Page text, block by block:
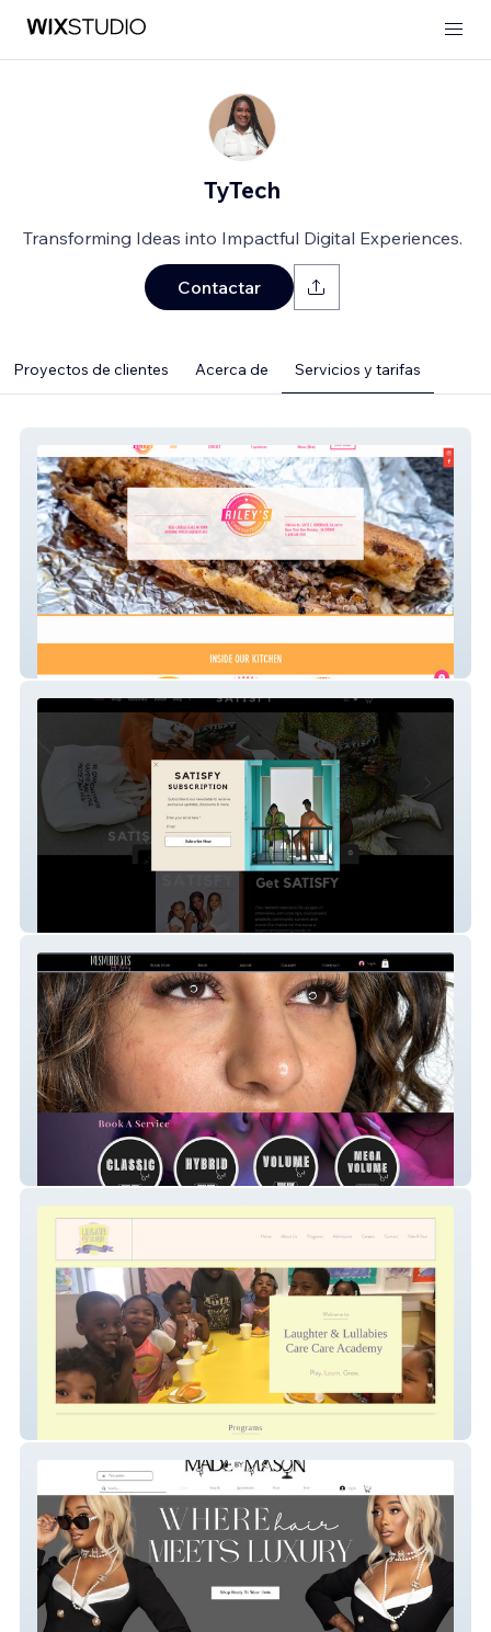
TyTech
Transforming Ideas into Impactful Digital Experiences.
Contactar
Proyectos de clientes Acerca de Servicios y tarifas
Mesmerreyes Lash